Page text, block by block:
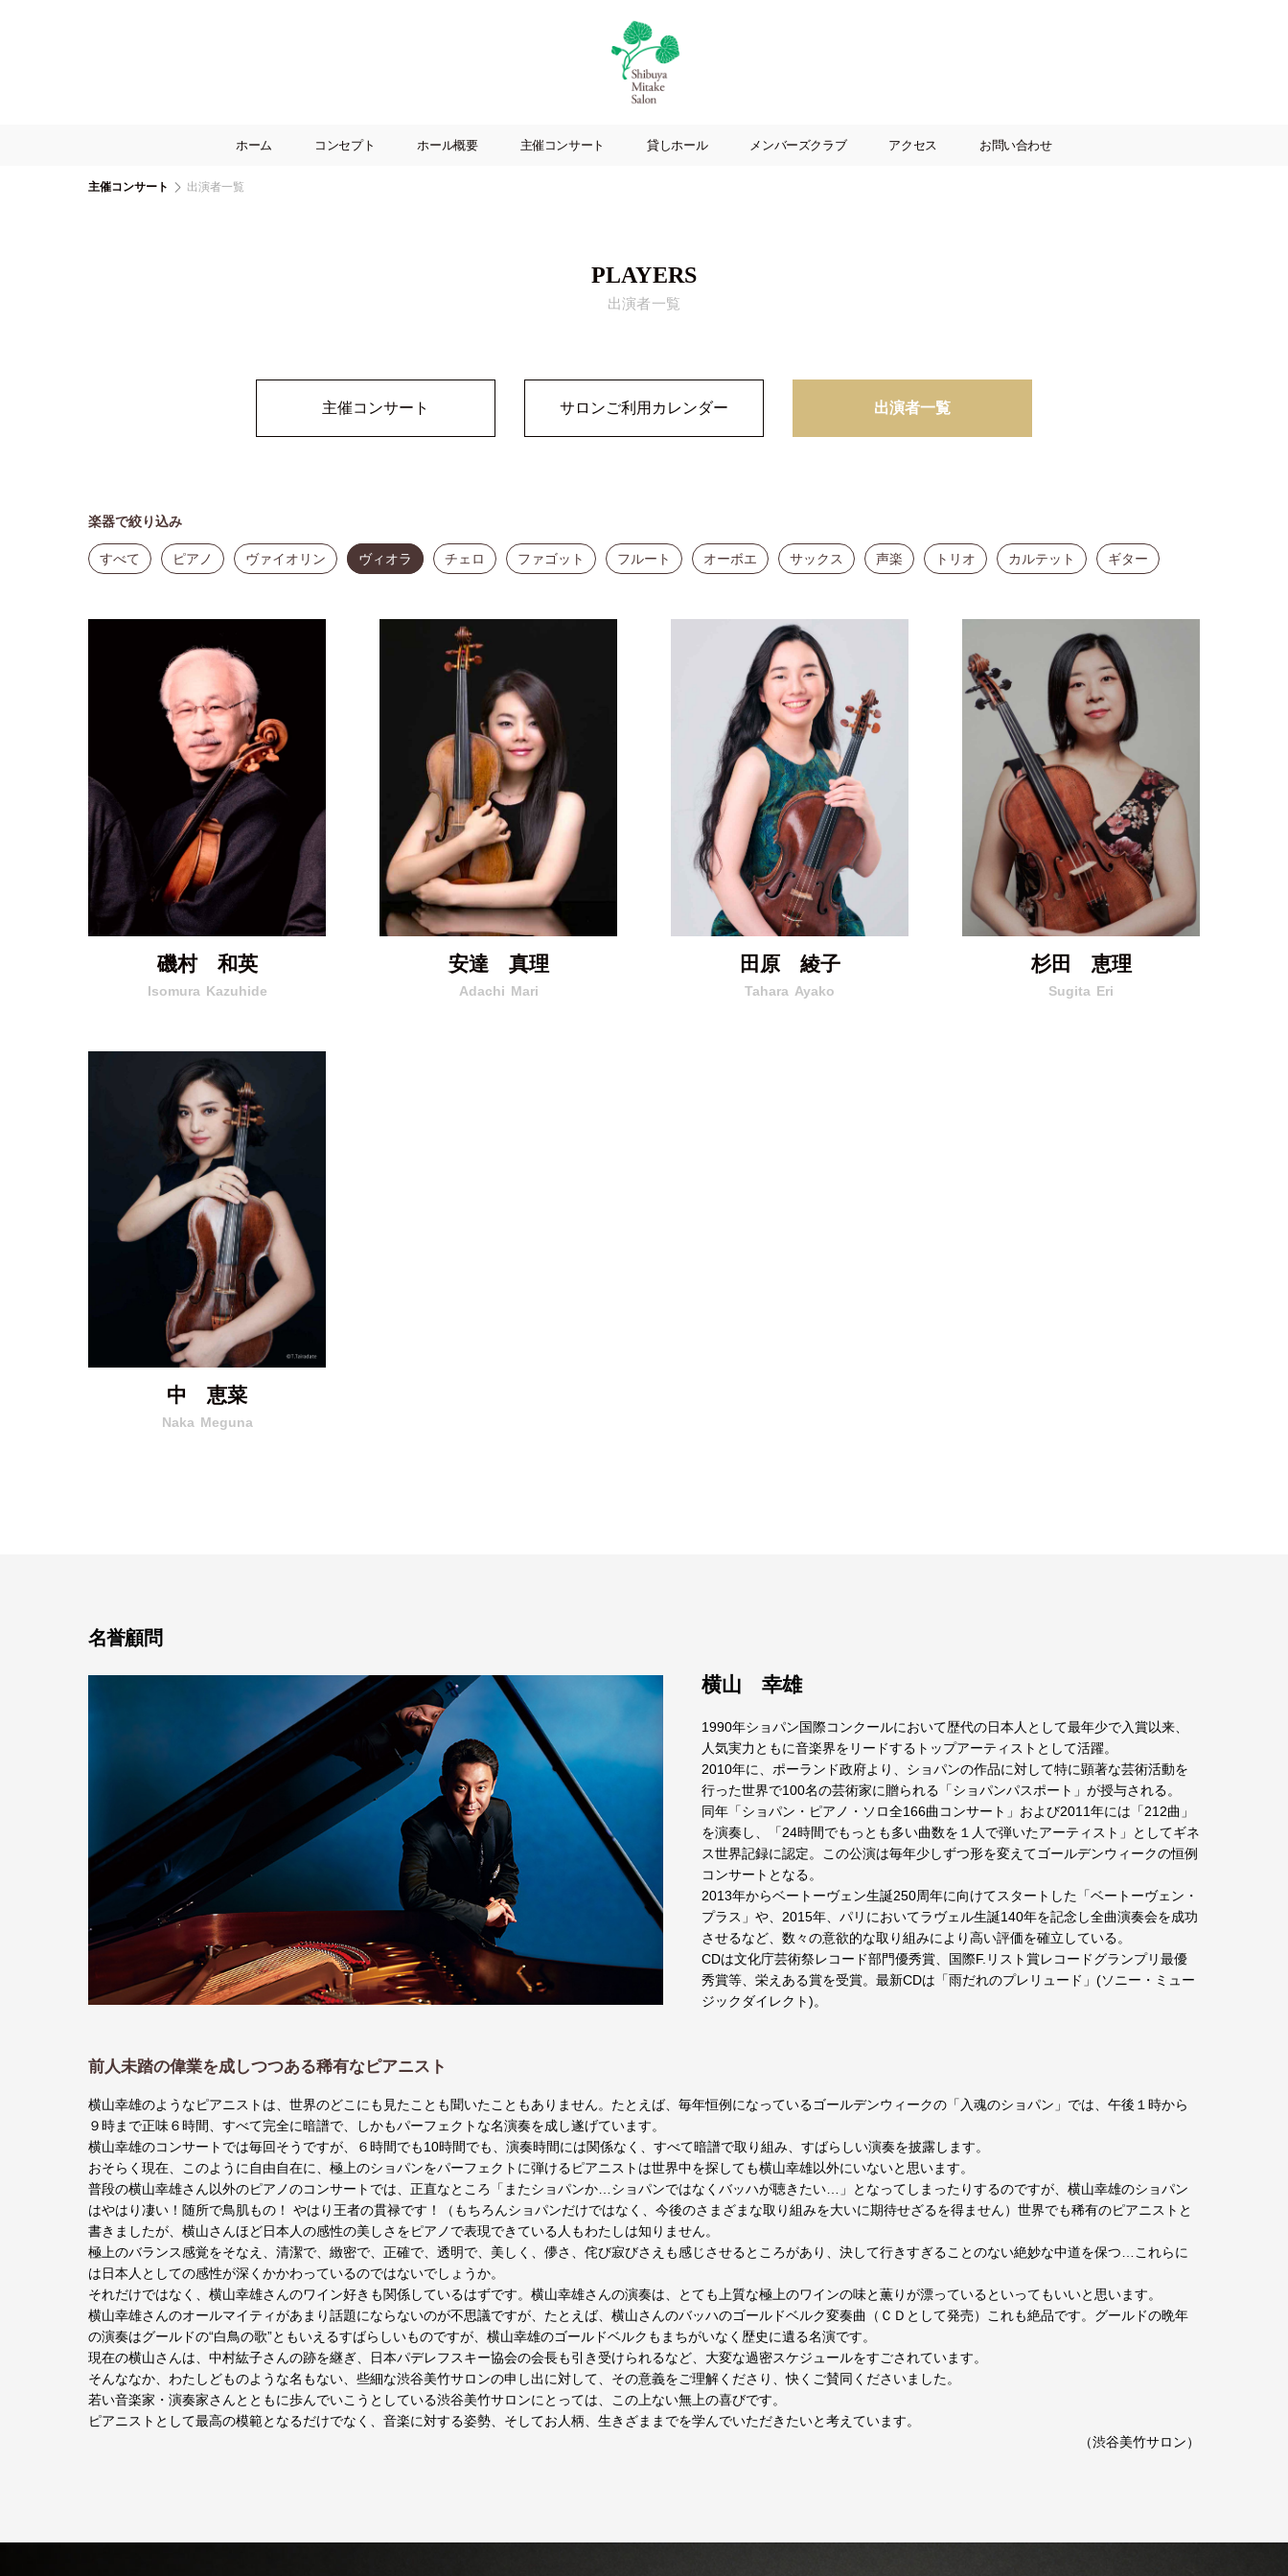
谷
美
|
渋
谷
分
の
な
音
ホーム コンセプト ホール概要 主催コンサート 貸しホール メンバーズクラブ アクセス お問い合わせ
主催コンサート 出演者一覧
PLAYERS
出演者一覧
主催コンサート サロンご利用カレンダー 出演者一覧
楽器で絞り込み
すべて ピアノ ヴァイオリン ヴィオラ チェロ ファゴット フルート オーボエ サックス 声楽 トリオ カルテット ギター
磯村 和英
Isomura Kazuhide
安達 真理
Adachi Mari
田原 綾子
Tahara Ayako
杉田 恵理
Sugita Eri
中 恵菜
Naka Meguna
名誉顧問
横山 幸雄
1990年ショパン国際コンクールにおいて歴代の日本人として最年少で入賞以来、
人気実力ともに音楽界をリードするトップアーティストとして活躍。
2010年に、ポーランド政府より、ショパンの作品に対して特に顕著な芸術活動を
行った世界で100名の芸術家に贈られる「ショパンパスポート」が授与される。
同年「ショパン・ピアノ・ソロ全166曲コンサート」および2011年には「212曲」
を演奏し、「24時間でもっとも多い曲数を１人で弾いたアーティスト」としてギネ
ス世界記録に認定。この公演は毎年少しずつ形を変えてゴールデンウィークの恒例
コンサートとなる。
2013年からベートーヴェン生誕250周年に向けてスタートした「ベートーヴェン・
プラス」や、2015年、パリにおいてラヴェル生誕140年を記念し全曲演奏会を成功
させるなど、数々の意欲的な取り組みにより高い評価を確立している。
CDは文化庁芸術祭レコード部門優秀賞、国際F.リスト賞レコードグランプリ最優
秀賞等、栄えある賞を受賞。最新CDは「雨だれのプレリュード」(ソニー・ミュー
ジックダイレクト)。
前人未踏の偉業を成しつつある稀有なピアニスト
横山幸雄のようなピアニストは、世界のどこにも見たことも聞いたこともありません。たとえば、毎年恒例になっているゴールデンウィークの「入魂のショパン」では、午後１時から
９時まで正味６時間、すべて完全に暗譜で、しかもパーフェクトな名演奏を成し遂げています。
横山幸雄のコンサートでは毎回そうですが、６時間でも10時間でも、演奏時間には関係なく、すべて暗譜で取り組み、すばらしい演奏を披露します。
おそらく現在、このように自由自在に、極上のショパンをパーフェクトに弾けるピアニストは世界中を探しても横山幸雄以外にいないと思います。
普段の横山幸雄さん以外のピアノのコンサートでは、正直なところ「またショパンか…ショパンではなくバッハが聴きたい…」となってしまったりするのですが、横山幸雄のショパン
はやはり凄い！随所で鳥肌もの！ やはり王者の貫禄です！（もちろんショパンだけではなく、今後のさまざまな取り組みを大いに期待せざるを得ません）世界でも稀有のピアニストと
書きましたが、横山さんほど日本人の感性の美しさをピアノで表現できている人もわたしは知りません。
極上のバランス感覚をそなえ、清潔で、緻密で、正確で、透明で、美しく、儚さ、侘び寂びさえも感じさせるところがあり、決して行きすぎることのない絶妙な中道を保つ…これらに
は日本人としての感性が深くかかわっているのではないでしょうか。
それだけではなく、横山幸雄さんのワイン好きも関係しているはずです。横山幸雄さんの演奏は、とても上質な極上のワインの味と薫りが漂っているといってもいいと思います。
横山幸雄さんのオールマイティがあまり話題にならないのが不思議ですが、たとえば、横山さんのバッハのゴールドベルク変奏曲（ＣＤとして発売）これも絶品です。グールドの晩年
の演奏はグールドの“白鳥の歌”ともいえるすばらしいものですが、横山幸雄のゴールドベルクもまちがいなく歴史に遺る名演です。
現在の横山さんは、中村紘子さんの跡を継ぎ、日本パデレフスキー協会の会長も引き受けられるなど、大変な過密スケジュールをすごされています。
そんななか、わたしどものような名もない、些細な渋谷美竹サロンの申し出に対して、その意義をご理解くださり、快くご賛同くださいました。
若い音楽家・演奏家さんとともに歩んでいこうとしている渋谷美竹サロンにとっては、この上ない無上の喜びです。
ピアニストとして最高の模範となるだけでなく、音楽に対する姿勢、そしてお人柄、生きざままでを学んでいただきたいと考えています。
（渋谷美竹サロン）